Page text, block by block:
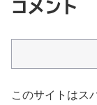
コメント
このサイトはス